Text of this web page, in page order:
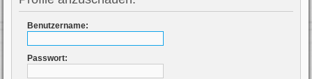
Benutzername:
Passwort: